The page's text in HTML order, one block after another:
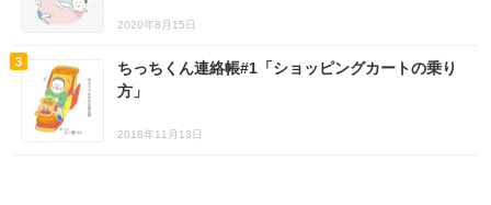
2020年8月15日
ちっちくん連絡帳#1「ショッピングカートの乗り
方」
2018年11月13日